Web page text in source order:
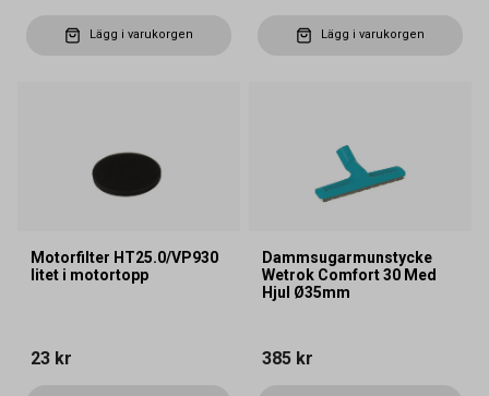
Lägg i varukorgen Lägg i varukorgen
Motorfilter HT25.0/VP930
litet i motortopp
23 kr
Dammsugarmunstycke
Wetrok Comfort 30 Med
Hjul Ø35mm
385 kr